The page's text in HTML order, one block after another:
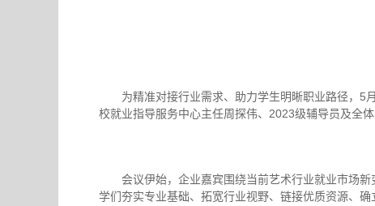
为精准对接行业需求、助力学生明晰职业路径，5
校就业指导服务中心主任周探伟、2023级辅导员及全
会议伊始，企业嘉宾围绕当前艺术行业就业市场
学们夯实专业基础、拓宽行业视野、链接优质资源、